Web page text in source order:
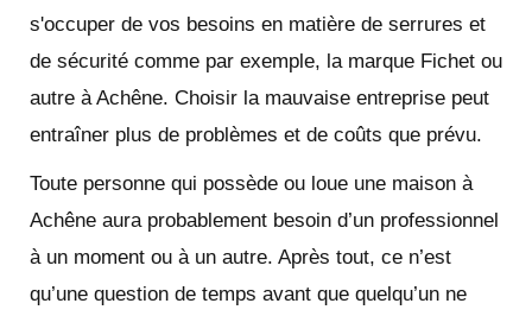
s'occuper de vos besoins en matière de serrures et
de sécurité comme par exemple, la marque Fichet ou
autre à Achêne. Choisir la mauvaise entreprise peut
entraîner plus de problèmes et de coûts que prévu.
Toute personne qui possède ou loue une maison à
Achêne aura probablement besoin d’un professionnel
à un moment ou à un autre. Après tout, ce n’est
qu’une question de temps avant que quelqu’un ne